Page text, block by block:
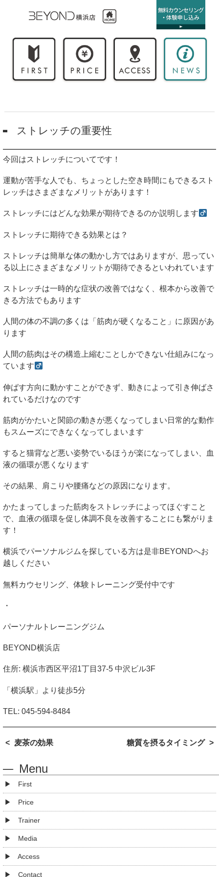
ストレッチの重要性
今回はストレッチについてです！
運動が苦手な人でも、ちょっとした空き時間にもできるスト
レッチはさまざまなメリットがあります！
ストレッチにはどんな効果が期待できるのか説明します
ストレッチに期待できる効果とは？
ストレッチは簡単な体の動かし方ではありますが、思ってい
る以上にさまざまなメリットが期待できるといわれています
ストレッチは一時的な症状の改善ではなく、根本から改善で
きる方法でもあります
人間の体の不調の多くは「筋肉が硬くなること」に原因があ
ります
人間の筋肉はその構造上縮むことしかできない仕組みになっ
ています
伸ばす方向に動かすことができず、動きによって引き伸ばさ
れているだけなのです
筋肉がかたいと関節の動きが悪くなってしまい日常的な動作
もスムーズにできなくなってしまいます
すると猫背など悪い姿勢でいるほうが楽になってしまい、血
液の循環が悪くなります
その結果、肩こりや腰痛などの原因になります。
かたまってしまった筋肉をストレッチによってほぐすこと
で、血液の循環を促し体調不良を改善することにも繋がりま
す！
横浜でパーソナルジムを探している方は是非BEYONDへお
越しください
無料カウセリング、体験トレーニング受付中です
・
パーソナルトレーニングジム
BEYOND横浜店
住所: 横浜市西区平沼1丁目 37-5 中沢ビル3F
「横浜駅」より徒歩5分
TEL: 045-594-8484
麦茶の効果 糖質を摂るタイミング
Menu
First
Price
Trainer
Media
Access
Contact